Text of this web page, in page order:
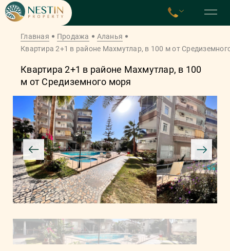
Главная Продажа
Аланья
Квартира 2+1 в районе Махмутлар, в 100 м от
Квартира 2+1 в районе Махмутлар, в 100
м от Средиземного моря